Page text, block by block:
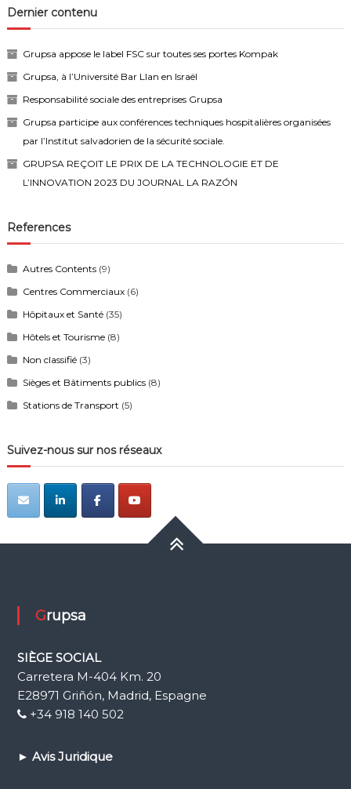
Dernier contenu
Grupsa appose le label FSC sur toutes ses portes Kompak
Grupsa, à l’Université Bar Llan en Israël
Responsabilité sociale des entreprises Grupsa
Grupsa participe aux conférences techniques hospitalières organisées
par l’Institut salvadorien de la sécurité sociale.
GRUPSA REÇOIT LE PRIX DE LA TECHNOLOGIE ET DE
L’INNOVATION 2023 DU JOURNAL LA RAZÓN
References
Autres Contents(9)
Centres Commerciaux(6)
Hôpitaux et Santé(35)
Hôtels et Tourisme(8)
Non classifié(3)
Sièges et Bâtiments publics(8)
Stations de Transport (5)
Suivez-nous sur nos réseaux
Grupsa
SIÈGE SOCIAL
Carretera M-404 Km. 20
E28971 Griñón, Madrid, Espagne
+34 918 140 502
► Avis Juridique